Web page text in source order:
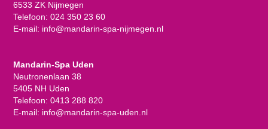
6533 ZK Nijmegen
Telefoon: 024 350 23 60
E-mail: info@mandarin-spa-nijmegen.nl
Mandarin-Spa Uden
Neutronenlaan 38
5405 NH Uden
Telefoon: 0413 288 820
E-mail: info@mandarin-spa-uden.nl